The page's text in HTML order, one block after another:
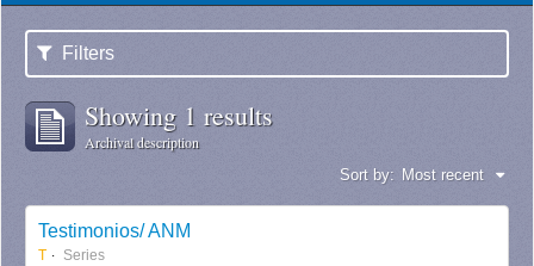
Filters
Showing 1 results
Archival description
Sort by: Most recent
Testimonios/ ANM
T Series